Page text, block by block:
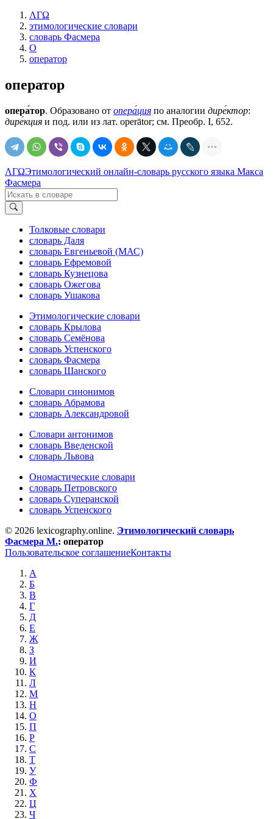
ΛΓΩ
этимологические словари
словарь Фасмера
О
оператор
оператор
опера́тор. Образовано от опера́ция по аналогии дире́ктор:
дире́кция и под. или из лат. ореrātоr; см. Преобр. I, 652.
ΛΓΩЭтимологический онлайн-словарь русского языка Макса
Фасмера
Толковые словари
словарь Даля
словарь Евгеньевой (МАС)
словарь Ефремовой
словарь Кузнецова
словарь Ожегова
словарь Ушакова
Этимологические словари
словарь Крылова
словарь Семёнова
словарь Успенского
словарь Фасмера
словарь Шанского
Словари синонимов
словарь Абрамова
словарь Александровой
Словари антонимов
словарь Введенской
словарь Львова
Ономастические словари
словарь Петровского
словарь Суперанской
словарь Успенского
© 2026 lexicography.online. Этимологический словарь
Фасмера М.: оператор
Пользовательское соглашениеКонтакты
А
Б
В
Г
Д
Е
Ж
З
И
К
Л
М
Н
О
П
Р
С
Т
У
Ф
Х
Ц
Ч